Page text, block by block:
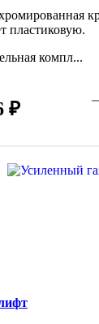
пластиковую.
компл...
₽